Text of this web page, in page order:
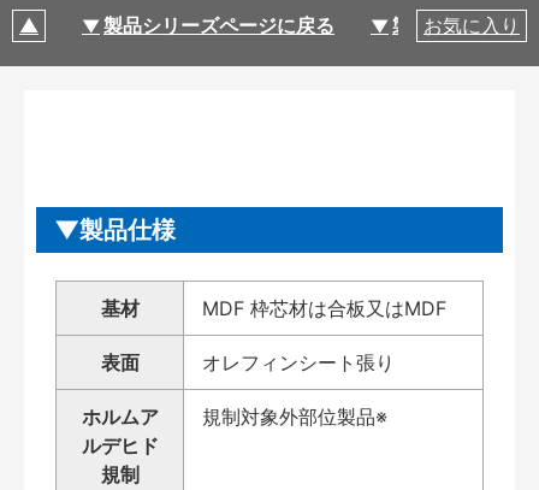
製品シリーズページに戻る 製品仕様
お気に入り
製品仕様
基材 MDF 枠芯材は合板又はMDF
表面 オレフィンシート張り
ホルムア
ルデヒド
規制
規制対象外部位製品※